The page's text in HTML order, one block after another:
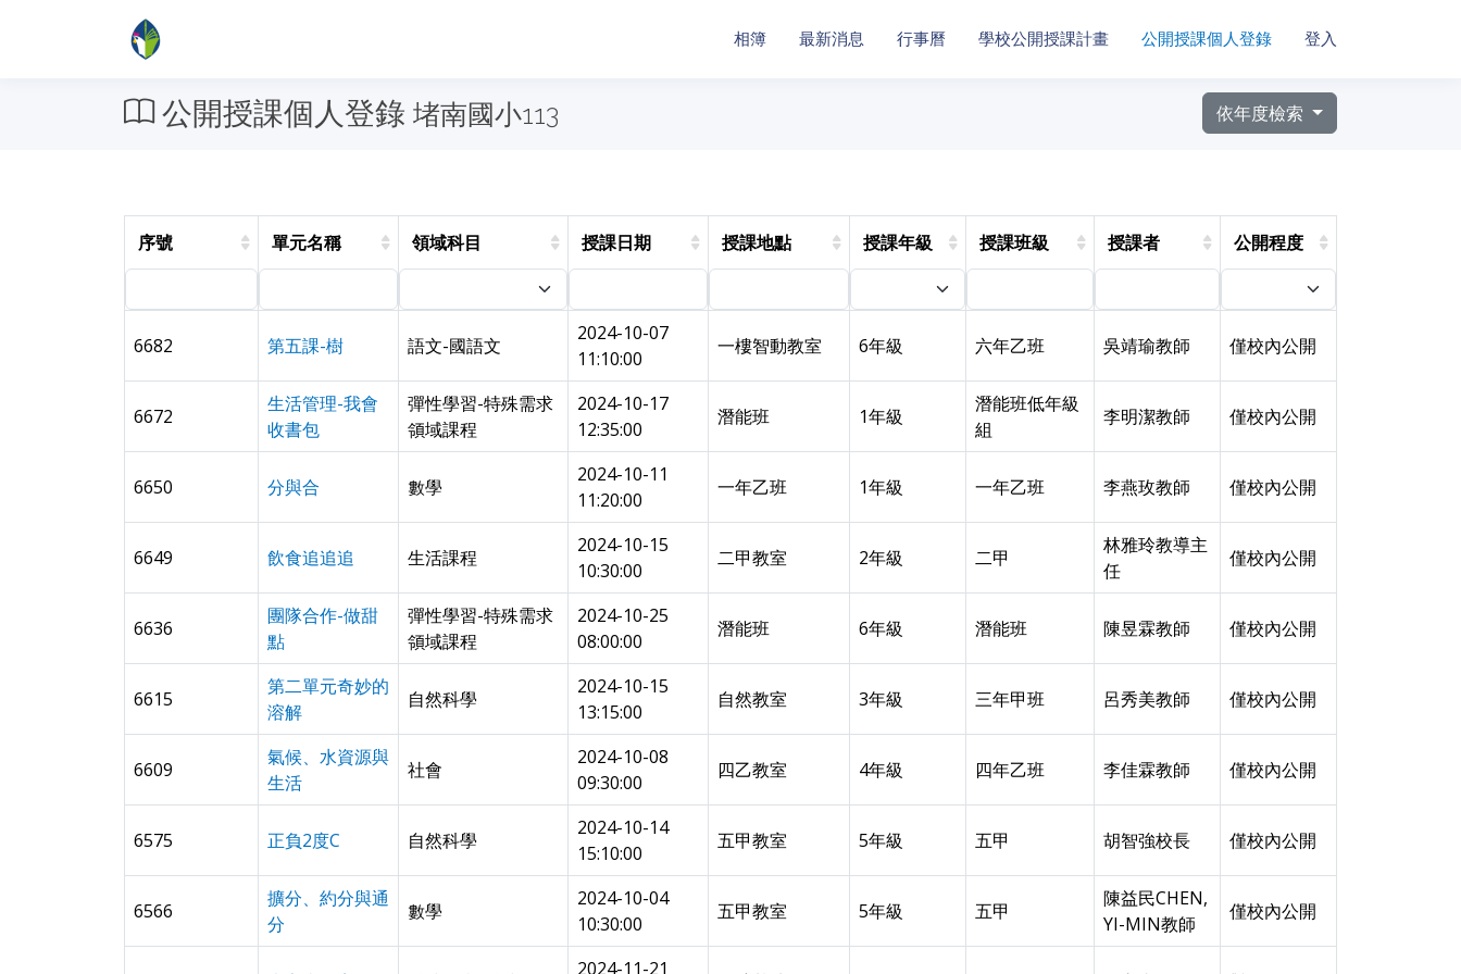
相簿 最新消息 行事曆 學校公開授課計畫 公開授課個人登錄 登入
公開授課個人登錄 堵南國小113 依年度檢索
序號 單元名稱 領域科目 授課日期 授課地點 授課年級 授課班級 授課者 公開程度
6682 第五課-樹 語文-國語文
2024-10-07
11:10:00
一樓智動教室 6年級 六年乙班 吳靖瑜教師 僅校內公開
6672
生活管理-我會
收書包
彈性學習-特殊需求
領域課程
2024-10-17
12:35:00
潛能班 1年級
潛能班低年級
組
李明潔教師 僅校內公開
6650 分與合 數學
2024-10-11
11:20:00
一年乙班 1年級 一年乙班 李燕玫教師 僅校內公開
6649 飲食追追追 生活課程
2024-10-15
10:30:00
二甲教室 2年級 二甲
林雅玲教導主
任
僅校內公開
6636
團隊合作-做甜
點
彈性學習-特殊需求
領域課程
2024-10-25
08:00:00
潛能班 6年級 潛能班 陳昱霖教師 僅校內公開
6615
第二單元奇妙的
溶解
自然科學
2024-10-15
13:15:00
自然教室 3年級 三年甲班 呂秀美教師 僅校內公開
6609
氣候、水資源與
生活
社會
2024-10-08
09:30:00
四乙教室 4年級 四年乙班 李佳霖教師 僅校內公開
6575 正負2度C 自然科學
2024-10-14
15:10:00
五甲教室 5年級 五甲 胡智強校長 僅校內公開
6566
擴分、約分與通
分
數學
2024-10-04
10:30:00
五甲教室 5年級 五甲
陳益民CHEN,
YI-MIN教師
僅校內公開
2024-11-21